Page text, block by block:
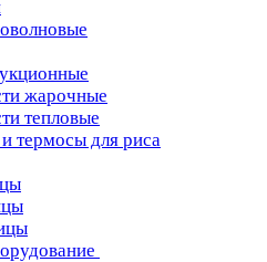
жарочные
тепловые
термосы для риса